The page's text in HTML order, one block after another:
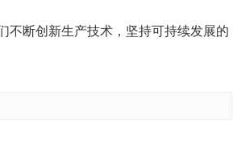
不断创新生产技术，坚持可持续发展的